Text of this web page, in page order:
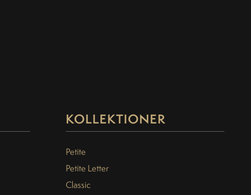
KOLLEKTIONER
Petite
Petite Letter
Classic